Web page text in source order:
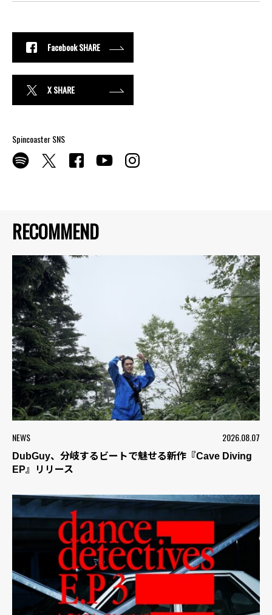
RECOMMEND
NEWS 2026.08.07
DubGuy、分岐するビートで魅せる新作『Cave Diving
EP』リリース
Facebook SHARE
X SHARE
Spincoaster SNS